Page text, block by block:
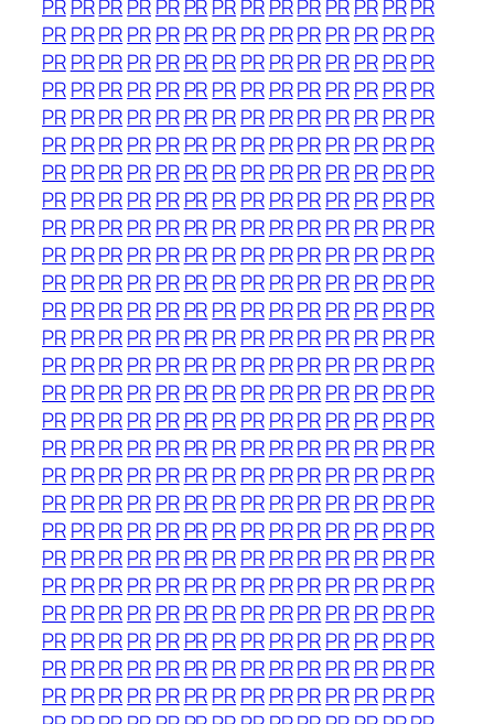
PRPRPRPRPR PRPRPRPRPRPRPR PRPR
PRPRPRPRPR PRPRPRPRPRPRPR PRPR
PRPRPRPRPR PRPRPRPRPRPRPR PRPR
PRPRPRPRPR PRPRPRPRPRPRPR PRPR
PRPRPRPRPR PRPRPRPRPRPRPR PRPR
PRPRPRPRPR PRPRPRPRPRPRPR PRPR
PRPRPRPRPR PRPRPRPRPRPRPR PRPR
PRPRPRPRPR PRPRPRPRPRPRPR PRPR
PRPRPRPRPR PRPRPRPRPRPRPR PRPR
PRPRPRPRPR PRPRPRPRPRPRPR PRPR
PRPRPRPRPR PRPRPRPRPRPRPR PRPR
PRPRPRPRPR PRPRPRPRPRPRPR PRPR
PRPRPRPRPR PRPRPRPRPRPRPR PRPR
PRPRPRPRPR PRPRPRPRPRPRPR PRPR
PRPRPRPRPR PRPRPRPRPRPRPR PRPR
PRPRPRPRPR PRPRPRPRPRPRPR PRPR
PRPRPRPRPR PRPRPRPRPRPRPR PRPR
PRPRPRPRPR PRPRPRPRPRPRPR PRPR
PRPRPRPRPR PRPRPRPRPRPRPR PRPR
PRPRPRPRPR PRPRPRPRPRPRPR PRPR
PRPRPRPRPR PRPRPRPRPRPRPR PRPR
PRPRPRPRPR PRPRPRPRPRPRPR PRPR
PRPRPRPRPR PRPRPRPRPRPRPR PRPR
PRPRPRPRPR PRPRPRPRPRPRPR PRPR
PRPRPRPRPR PRPRPRPRPRPRPR PRPR
PRPRPRPRPR PRPRPRPRPRPRPR PRPR